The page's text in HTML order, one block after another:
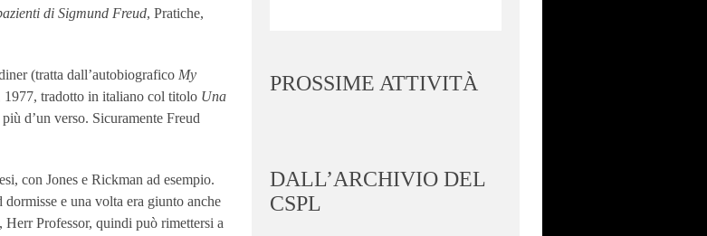
di Sigmund Freud, Pratiche,
(tratta dall’autobiografico My
tradotto in italiano col titolo Una
d’un verso. Sicuramente Freud
con Jones e Rickman ad esempio.
e una volta era giunto anche
Professor, quindi può rimettersi a
PROSSIME ATTIVITÀ
DALL’ARCHIVIO DEL
CSPL